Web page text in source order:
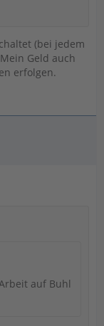
(bei jedem
Geld auch
erfolgen.
auf Buhl